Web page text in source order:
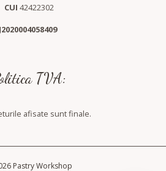
CUI 42422302
J2020004058409
TVA:
afisate sunt finale.
Pastry Workshop